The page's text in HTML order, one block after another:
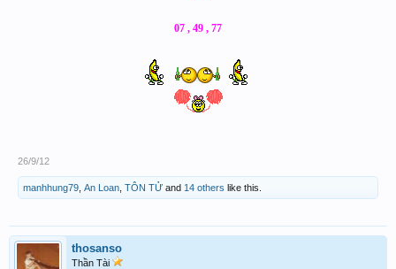
07 , 49 , 77
26/9/12
manhhung79 An Loan TÔN TỬ and 14 others like this.
thosanso
Thần Tài